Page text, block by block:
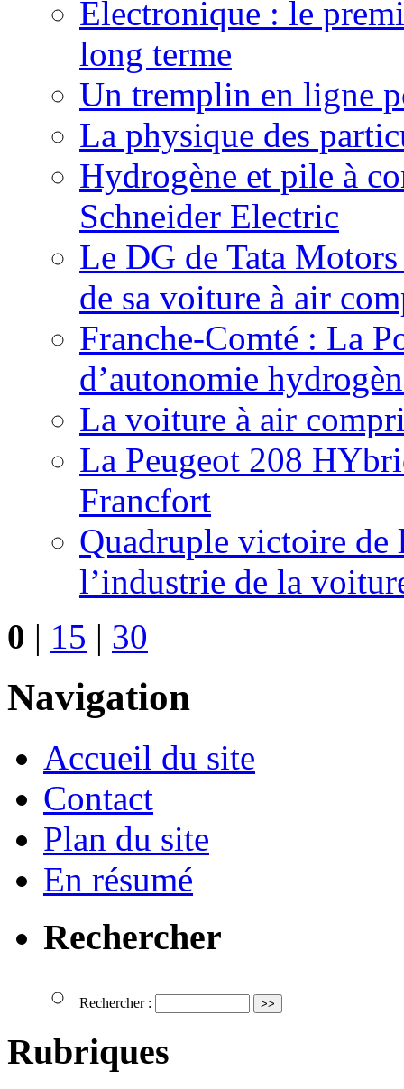
Electronique : le
long terme
Un tremplin en ligne
La physique des
Hydrogène et pile à
Schneider Electric
Le DG de Tata Motors
de sa voiture à air
Franche-Comté : La
d’autonomie
La voiture à air
La Peugeot 208
Francfort
Quadruple victoire de
l’industrie de la
0 | 15 | 30
Navigation
Accueil du site
Contact
Plan du site
En résumé
Rechercher
Rechercher :
Rubriques